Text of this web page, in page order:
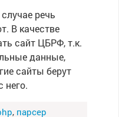
речь
В качестве
сайт ЦБРФ, т.к.
данные,
сайты берут
него.
, парсер